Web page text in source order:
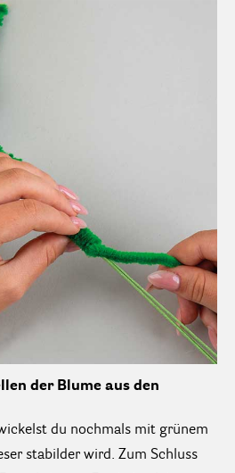
der Blume aus den
du nochmals mit grünem
stabilder wird. Zum Schluss